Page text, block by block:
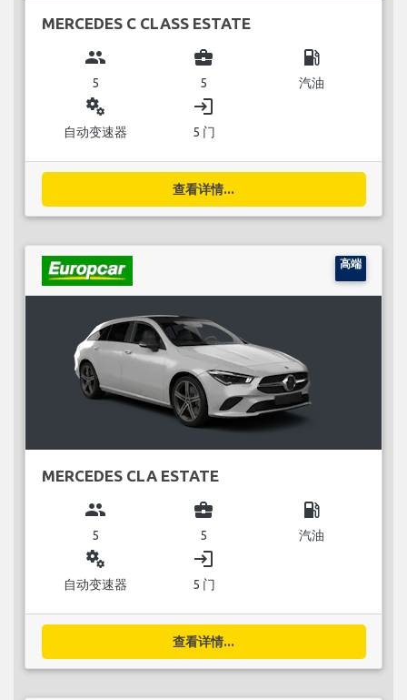
MERCEDES C CLASS ESTATE
group
5
business_center
5
local_gas_station
汽油
miscellaneous_services
自动变速器
login
5 门
查看详情...
高端
MERCEDES CLA ESTATE
group
5
business_center
5
local_gas_station
汽油
miscellaneous_services
自动变速器
login
5 门
查看详情...